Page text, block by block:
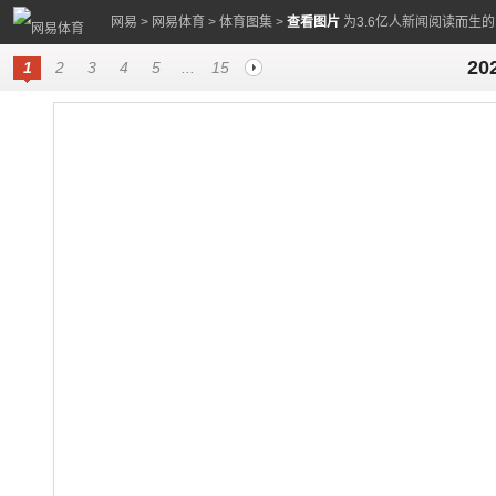
网易 > 网易体育 > 体育图集 > 查看图片 为3.6亿人新闻阅读而生
1 2 3 4 5 15